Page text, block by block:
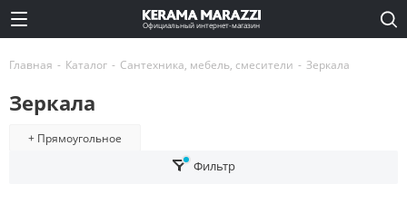
Официальный интернет-магазин
Главная - Каталог - Сантехника, мебель, смесители - Зеркала
Зеркала
+ Прямоугольное
Фильтр